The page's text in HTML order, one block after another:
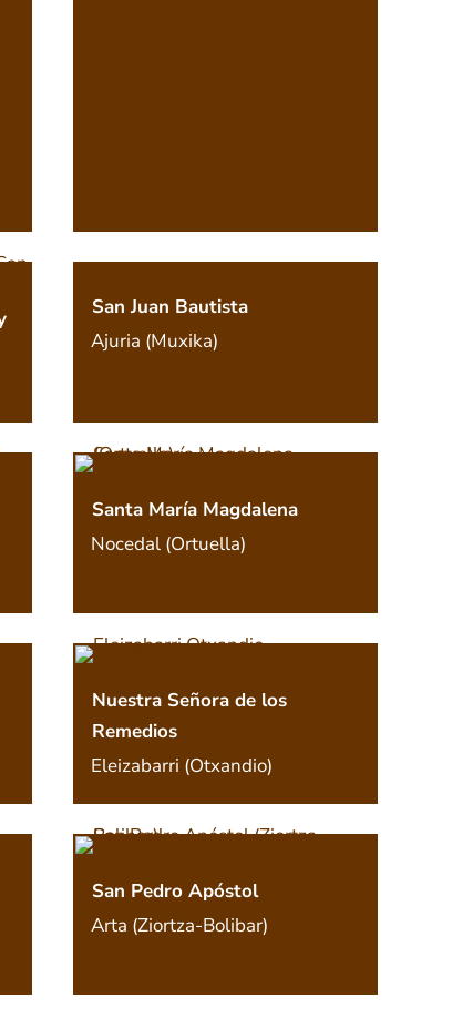
San Juan Bautista
Ajuria (Muxika)
Santa María Magdalena
Nocedal (Ortuella)
Nuestra Señora de los
Remedios
Eleizabarri (Otxandio)
San Pedro Apóstol
Arta (Ziortza-Bolibar)